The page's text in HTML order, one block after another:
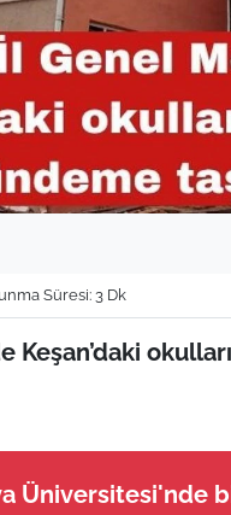
Süresi: 3 Dk
Keşan’daki
Üniversitesi'nde